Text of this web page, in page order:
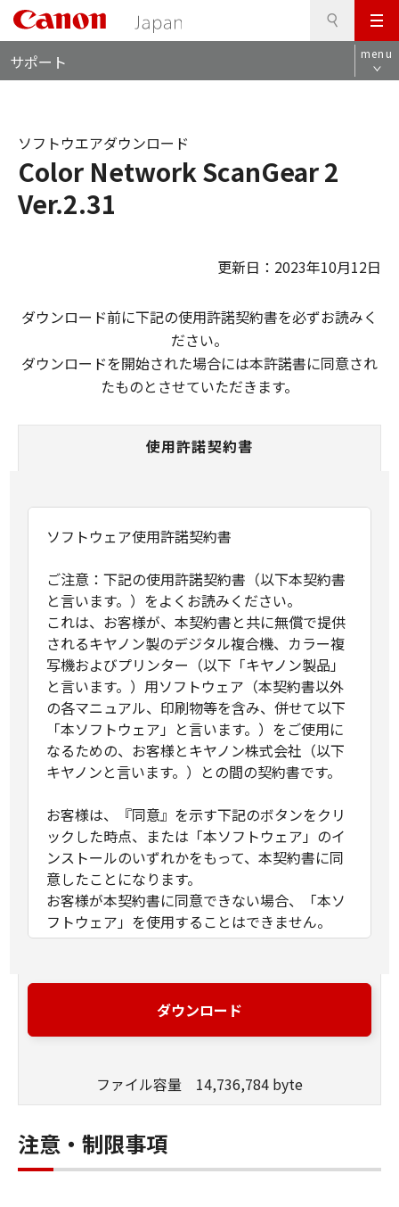
メ
ニ
ュ
サポート menu
Color Network ScanGear 2
Ver.2.31
ソフトウエアダウンロード
更新日：2023年10月12日
ダウンロード前に下記の使用許諾契約書を必ずお読みく
ださい。
ダウンロードを開始された場合には本許諾書に同意され
たものとさせていただきます。
使用許諾契約書
ソフトウェア使用許諾契約書
ご注意：下記の使用許諾契約書（以下本契約書
と言います。）をよくお読みください。
これは、お客様が、本契約書と共に無償で提供
されるキヤノン製のデジタル複合機、カラー複
写機およびプリンター（以下「キヤノン製品」
と言います。）用ソフトウェア（本契約書以外
の各マニュアル、印刷物等を含み、併せて以下
「本ソフトウェア」と言います。）をご使用に
なるための、お客様とキヤノン株式会社（以下
キヤノンと言います。）との間の契約書です。
お客様は、『同意』を示す下記のボタンをクリ
ックした時点、または「本ソフトウェア」のイ
ンストールのいずれかをもって、本契約書に同
意したことになります。
お客様が本契約書に同意できない場合、「本ソ
フトウェア」を使用することはできません。
(1) キヤノンは、お客様が「キヤノン製品」を利
用する目的のために、「キヤノン製品」に直接
（本契約書においては、「本ソフトウェア」を
ること、またはコンピューターにおいて表示す
ること、アクセスすること、もしくは実行する
ことのいずれも含むものとします。）するため
ダウンロード
ファイル容量 14,736,784 byte
注意・制限事項